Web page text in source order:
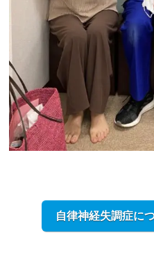
自律神経失調症に